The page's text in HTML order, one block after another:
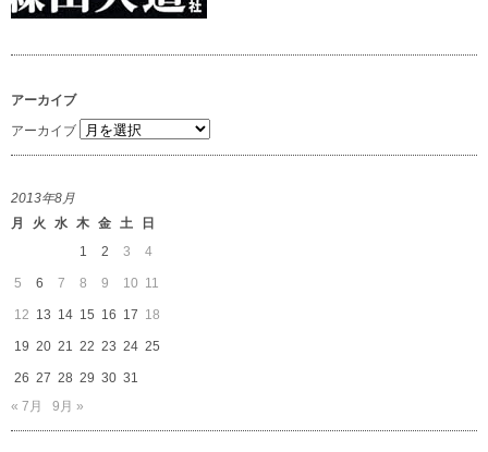
アーカイブ
アーカイブ
2013年8月
月
火 水 木 金 土
日
1
2 3 4
5 6 7 8 9 10 11
12 13 14 15 16 17 18
19 20 21 22 23 24 25
26 27 28 29 30 31
« 7月
9月 »